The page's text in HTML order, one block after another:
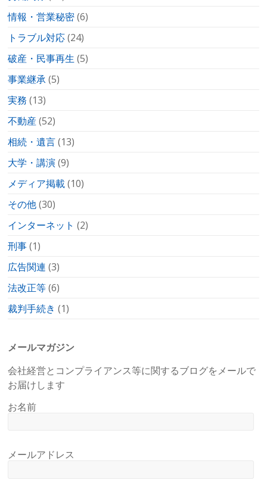
情報・営業秘密(6)
トラブル対応(24)
破産・民事再生 (5)
事業継承(5)
実務 (13)
不動産(52)
相続・遺言(13)
大学・講演(9)
メディア掲載(10)
その他(30)
インターネット (2)
刑事(1)
広告関連 (3)
法改正等(6)
裁判手続き (1)
メールマガジン
会社経営とコンプライアンス等に関するブログをメールで
お届けします
お名前
メールアドレス